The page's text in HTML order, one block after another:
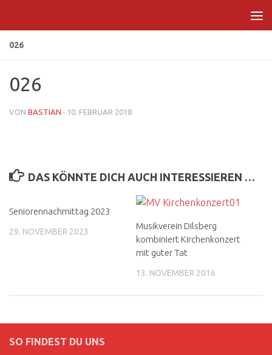
026
026
VON BASTIAN · 10. FEBRUAR 2018
DAS KÖNNTE DICH AUCH INTERESSIEREN …
Seniorennachmittag 2023
29. NOVEMBER 2023
Musikverein Dilsberg
kombiniert Kirchenkonzert
mit guter Tat
13. NOVEMBER 2016
SO FINDEST DU UNS